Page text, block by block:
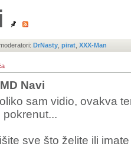
DrNasty pirat XXX-Man
Navi
sam vidio, ovakva
pokrenut...
sve što želite ili